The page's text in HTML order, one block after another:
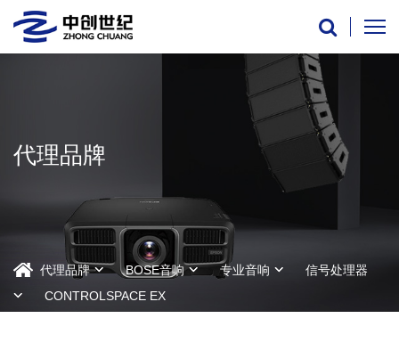
代理品牌
代理品牌 BOSE音响 专业音响
信号处理器
CONTROLSPACE EX